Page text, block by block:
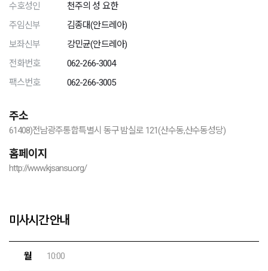
수호성인
천주의 성 요한
주임신부
김종대(안드레아)
보좌신부
강민균(안드레아)
전화번호
062-266-3004
팩스번호
062-266-3005
주소
61408)전남광주통합특별시 동구 밤실로 121(산수동,산수동성당)
홈페이지
http://www.kjsansu.org/
미사시간 안내
월 10:00